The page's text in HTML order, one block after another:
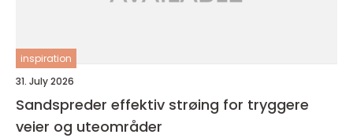
inspiration
31. July 2026
Sandspreder effektiv strøing for tryggere
veier og uteområder